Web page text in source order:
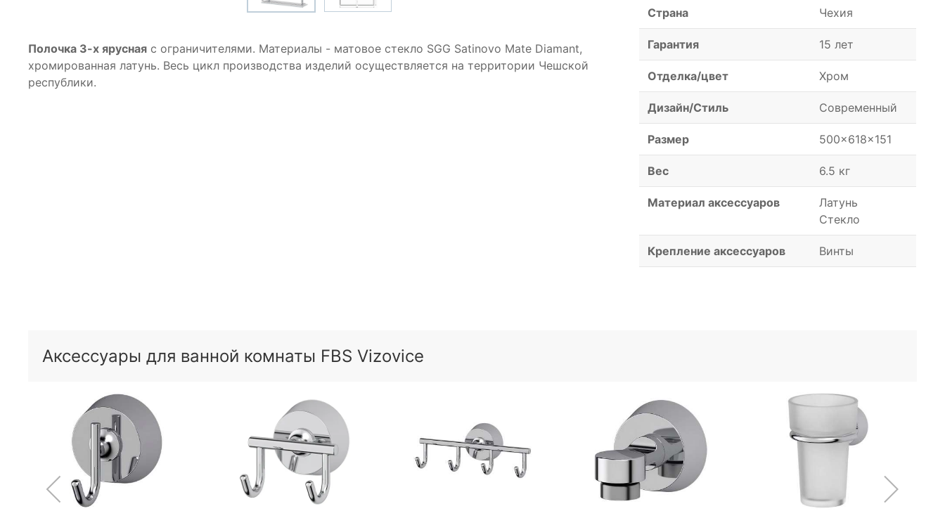
Полочка 3-х ярусная с ограничителями. Материалы - матовое стекло SGG Satinovo Mate Diamant,
хромированная латунь. Весь цикл производства изделий осуществляется на территории Чешской
республики.
Страна Чехия
Гарантия 15 лет
Отделка/цвет Хром
Дизайн/Стиль Современный
Размер 500x618x151
Вес 6.5 кг
Материал аксессуаров
Латунь
Стекло
Крепление аксессуаров Винты
Аксессуары для ванной комнаты FBS Vizovice